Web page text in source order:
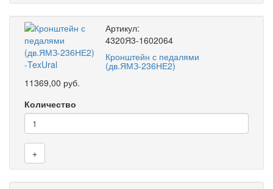
Артикул:
4320Я3-1602064
Кронштейн с педалями
(дв.ЯМЗ-236НЕ2)
11369,00 руб.
Количество
+